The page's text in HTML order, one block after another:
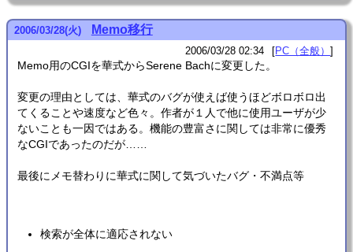
2006/03/28(火) Memo移行
2006/03/28 02:34 PC（全般）
Memo用のCGIを華式からSerene Bachに変更した。
変更の理由としては、華式のバグが使えば使うほどボロボロ出
てくることや速度など色々。作者が１人で他に使用ユーザが少
ないことも一因ではある。機能の豊富さに関しては非常に優秀
なCGIであったのだが……
最後にメモ替わりに華式に関して気づいたバグ・不満点等
検索が全体に適応されない